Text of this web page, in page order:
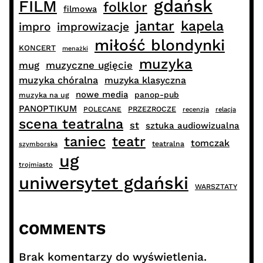
FILM filmowa folklor gdańsk
impro improwizacje jantar kapela
KONCERT menażki miłość blondynki
mug muzyczne ugięcie muzyka
muzyka chóralna muzyka klasyczna
muzyka na ug nowe media panop-pub
PANOPTIKUM POLECANE PRZEZROCZE recenzja relacja
scena teatralna st sztuka audiowizualna
szymborska taniec teatr teatralna tomczak
trojmiasto
ug
uniwersytet gdański
WARSZTATY
COMMENTS
Brak komentarzy do wyświetlenia.